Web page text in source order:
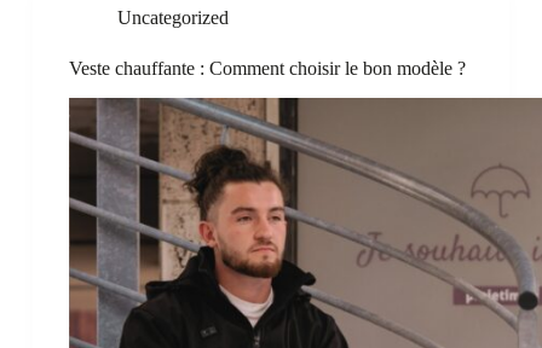
Uncategorized
Veste chauffante : Comment choisir le bon modèle ?